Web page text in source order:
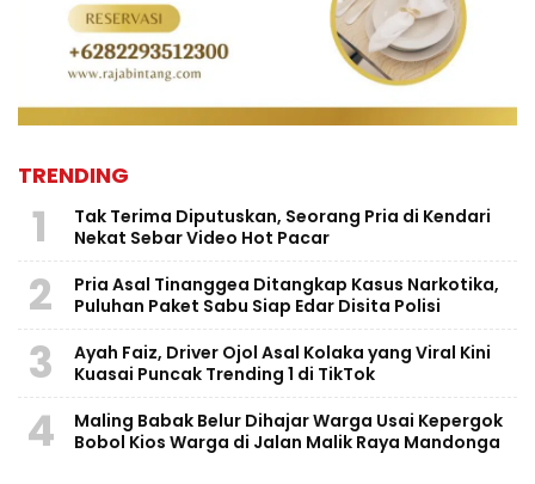
TRENDING
1
Tak Terima Diputuskan, Seorang Pria di Kendari
Nekat Sebar Video Hot Pacar
2
Pria Asal Tinanggea Ditangkap Kasus Narkotika,
Puluhan Paket Sabu Siap Edar Disita Polisi
3
Ayah Faiz, Driver Ojol Asal Kolaka yang Viral Kini
Kuasai Puncak Trending 1 di TikTok
4
Maling Babak Belur Dihajar Warga Usai Kepergok
Bobol Kios Warga di Jalan Malik Raya Mandonga